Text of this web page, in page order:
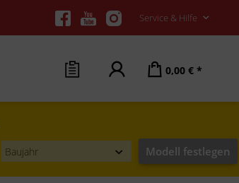
Service & Hilfe
0,00 € *
Modell festlegen